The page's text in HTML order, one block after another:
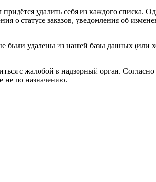
удалить себя из каждого списка.
о статусе заказов, уведомления об
были удалены из нашей базы данных (или
с жалобой в надзорный орган.
не по назначению.